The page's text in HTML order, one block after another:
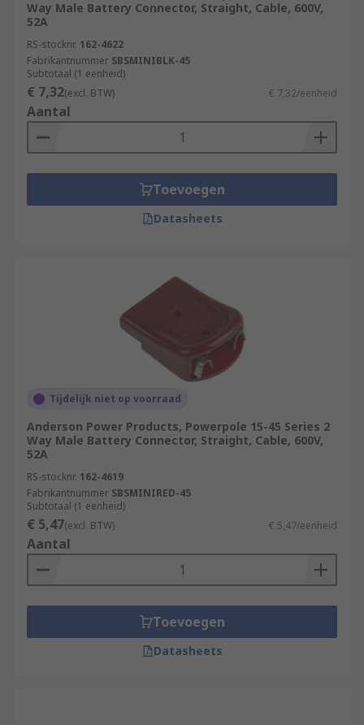
Way Male Battery Connector, Straight, Cable, 600V,
52A
RS-stocknr. 162-4622
Fabrikantnummer SBSMINIBLK-45
Subtotaal (1 eenheid)
€ 7,32(excl. BTW) € 7,32/eenheid
Aantal
Toevoegen
Datasheets
Tijdelijk niet op voorraad
Anderson Power Products, Powerpole 15-45 Series 2
Way Male Battery Connector, Straight, Cable, 600V,
52A
RS-stocknr. 162-4619
Fabrikantnummer SBSMINIRED-45
Subtotaal (1 eenheid)
€ 5,47(excl. BTW) € 5,47/eenheid
Aantal
Toevoegen
Datasheets